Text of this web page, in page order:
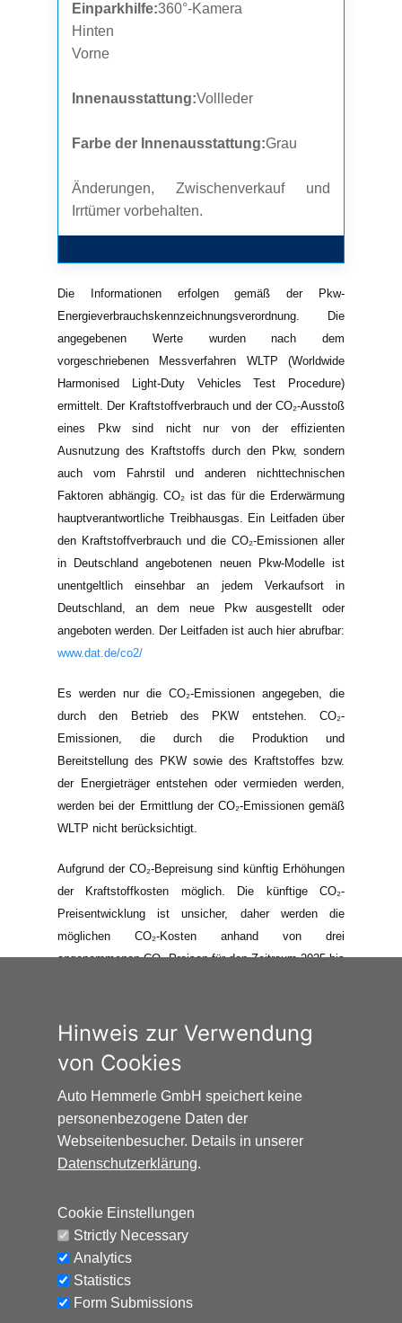
Einparkhilfe:360°-Kamera
Hinten
Vorne
Innenausstattung:Vollleder
Farbe der Innenausstattung:Grau
Änderungen, Zwischenverkauf und
Irrtümer vorbehalten.
Die Informationen erfolgen gemäß der Pkw-
Energieverbrauchskennzeichnungsverordnung. Die
angegebenen Werte wurden nach dem
vorgeschriebenen Messverfahren WLTP (Worldwide
Harmonised Light-Duty Vehicles Test Procedure)
ermittelt. Der Kraftstoffverbrauch und der CO₂-Ausstoß
eines Pkw sind nicht nur von der effizienten
Ausnutzung des Kraftstoffs durch den Pkw, sondern
auch vom Fahrstil und anderen nichttechnischen
Faktoren abhängig. CO₂ ist das für die Erderwärmung
hauptverantwortliche Treibhausgas. Ein Leitfaden über
den Kraftstoffverbrauch und die CO₂-Emissionen aller
in Deutschland angebotenen neuen Pkw-Modelle ist
unentgeltlich einsehbar an jedem Verkaufsort in
Deutschland, an dem neue Pkw ausgestellt oder
angeboten werden. Der Leitfaden ist auch hier abrufbar:
www.dat.de/co2/
Es werden nur die CO₂-Emissionen angegeben, die
durch den Betrieb des PKW entstehen. CO₂-
Emissionen, die durch die Produktion und
Bereitstellung des PKW sowie des Kraftstoffes bzw.
der Energieträger entstehen oder vermieden werden,
werden bei der Ermittlung der CO₂-Emissionen gemäß
WLTP nicht berücksichtigt.
Aufgrund der CO₂-Bepreisung sind künftig Erhöhungen
der Kraftstoffkosten möglich. Die künftige CO₂-
Preisentwicklung ist unsicher, daher werden die
möglichen CO₂-Kosten anhand von drei
angenommenen CO₂-Preisen für den Zeitraum 2025 bis
zugrundeliegenden Modellrechnungen ausfallen. Die
CO₂-Kosten sind beim Tanken mit den Kraftstoffkosten
zu bezahlen. Weitere Informationen unter
www.alternativ-mobil.info.
Auto Hemmerle GmbH · Wasserburger
Landstraße 137-141 · 81827 München
info@autohemmerle.de
AGB
Hinweis zur Verwendung
von Cookies
Auto Hemmerle GmbH speichert keine
personenbezogene Daten der
Webseitenbesucher. Details in unserer
Datenschutzerklärung.
Cookie Einstellungen
Strictly Necessary
Analytics
Statistics
Form Submissions